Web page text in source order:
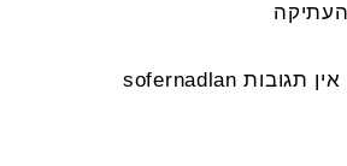
אין תגובות sofernadlan